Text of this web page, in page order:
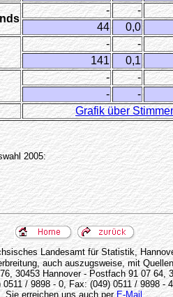
- -
44
0,0
- -
141
0,1
- -
-
-
Grafik über
2005:
Landesamt für Statistik,
auch auszugsweise, mit
30453 Hannover - Postfach 91 07 64,
0511 / 9898 - 0, Fax: (049) 0511 / 9898 -
Sie erreichen uns auch perE-Mail .